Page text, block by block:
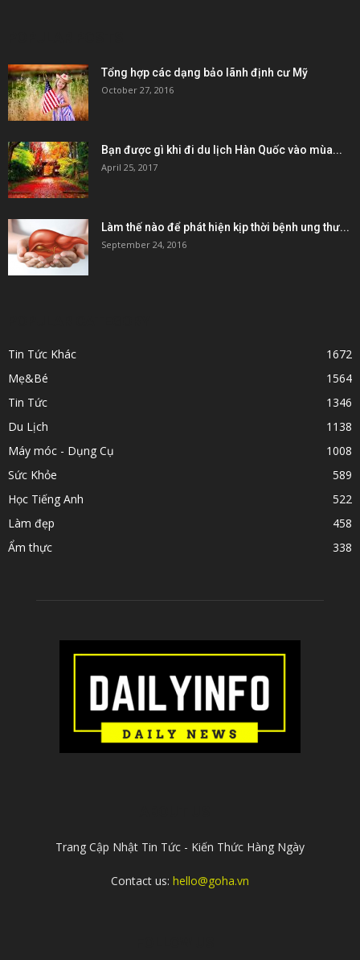
Tổng hợp các dạng bảo lãnh định cư Mỹ
October 27, 2016
Bạn được gì khi đi du lịch Hàn Quốc vào mùa...
April 25, 2017
Làm thế nào để phát hiện kịp thời bệnh ung thư...
September 24, 2016
Tin Tức Khác
1672
Mẹ&Bé
1564
Tin Tức
1346
Du Lịch
1138
Máy móc - Dụng Cụ
1008
Sức Khỏe
589
Học Tiếng Anh
522
Làm đẹp
458
Ẩm thực
338
Trang Cập Nhật Tin Tức - Kiến Thức Hàng Ngày
Contact us: hello@goha.vn